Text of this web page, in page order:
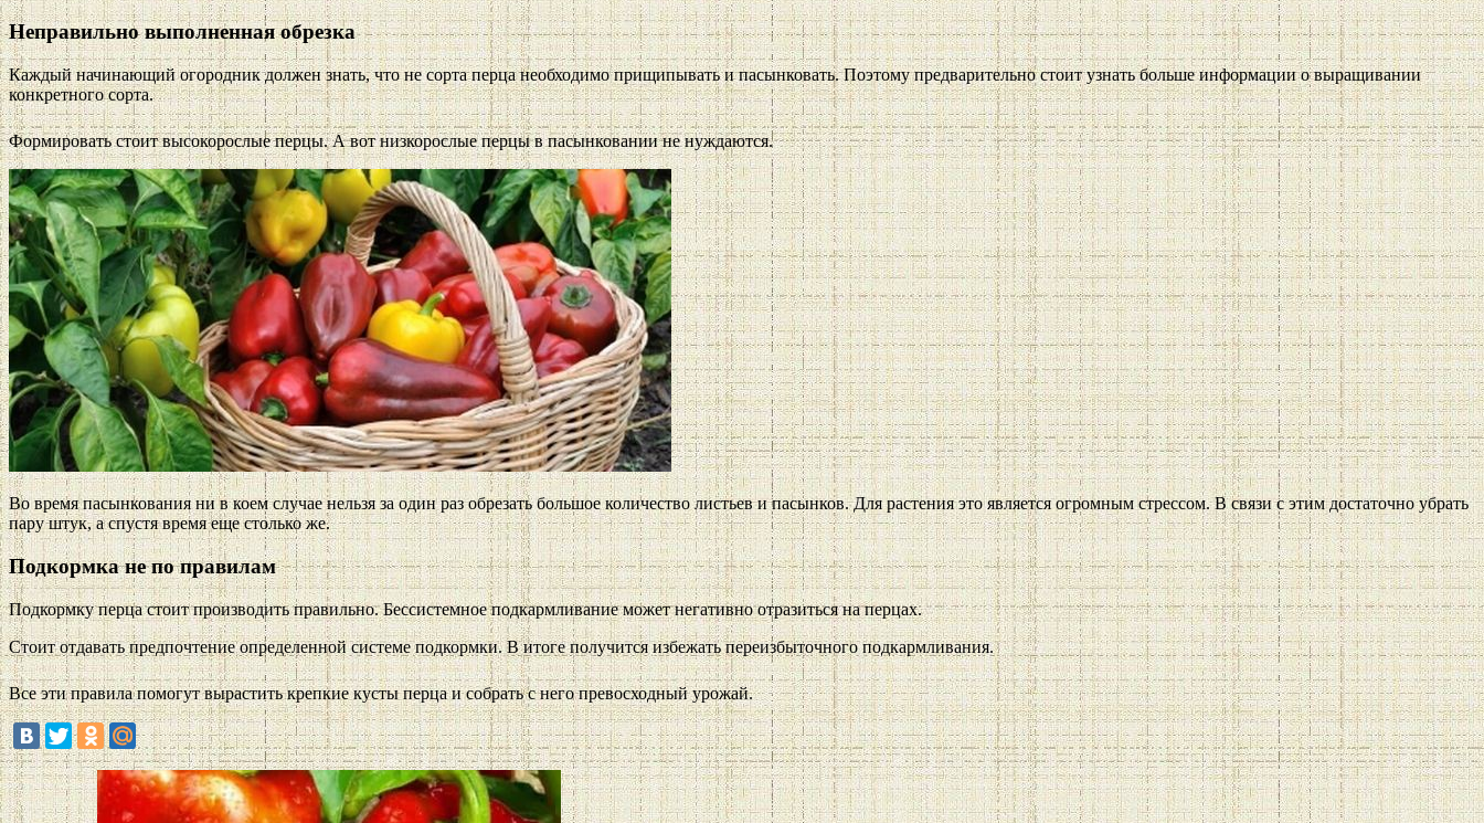
Неправильно выполненная обрезка
Каждый начинающий огородник должен знать, что не сорта перца необходимо прищипывать и пасынковать. Поэтому предварительно стоит узнать больше информации о выращивании
конкретного сорта.
Формировать стоит высокорослые перцы. А вот низкорослые перцы в пасынковании не нуждаются.
Во время пасынкования ни в коем случае нельзя за один раз обрезать большое количество листьев и пасынков. Для растения это является огромным стрессом. В связи с этим достаточно убрать
пару штук, а спустя время еще столько же.
Подкормка не по правилам
Подкормку перца стоит производить правильно. Бессистемное подкармливание может негативно отразиться на перцах.
Стоит отдавать предпочтение определенной системе подкормки. В итоге получится избежать переизбыточного подкармливания.
Все эти правила помогут вырастить крепкие кусты перца и собрать с него превосходный урожай.